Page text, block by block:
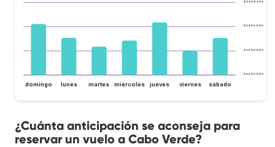
$ 2.400.000
$ 2.600.000
$ 2.800.000
$ 3.000.000
domingo lunes martes miércoles jueves viernes sábado
¿Cuánta anticipación se aconseja para
reservar un vuelo a Cabo Verde?